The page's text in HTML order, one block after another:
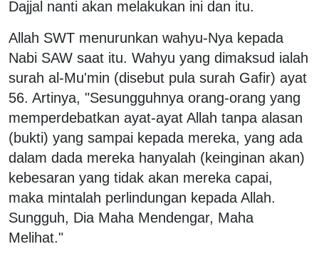
Dajjal nanti akan melakukan ini dan itu.
Allah SWT menurunkan wahyu-Nya kepada
Nabi SAW saat itu. Wahyu yang dimaksud ialah
surah al-Mu'min (disebut pula surah Gafir) ayat
56. Artinya, "Sesungguhnya orang-orang yang
memperdebatkan ayat-ayat Allah tanpa alasan
(bukti) yang sampai kepada mereka, yang ada
dalam dada mereka hanyalah (keinginan akan)
kebesaran yang tidak akan mereka capai,
maka mintalah perlindungan kepada Allah.
Sungguh, Dia Maha Mendengar, Maha
Melihat."